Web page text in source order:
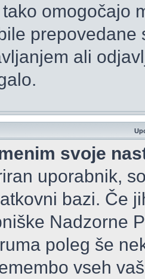
omogočajo
ali
svoje
uporabnik,
bazi. Če
Nadzorne
poleg še
vseh